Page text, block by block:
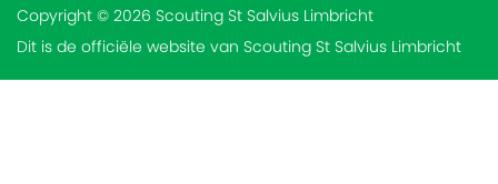
Copyright © 2026 Scouting St Salvius Limbricht
Dit is de officiële website van Scouting St Salvius Limbricht